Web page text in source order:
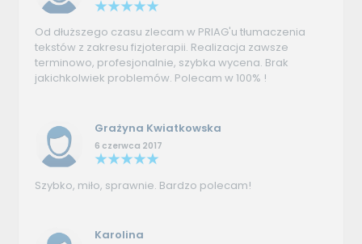
Od dłuższego czasu zlecam w PRIAG'u tłumaczenia
tekstów z zakresu fizjoterapii. Realizacja zawsze
terminowo, profesjonalnie, szybka wycena. Brak
jakichkolwiek problemów. Polecam w 100% !
Grażyna Kwiatkowska
6 czerwca 2017
Szybko, miło, sprawnie. Bardzo polecam!
Karolina